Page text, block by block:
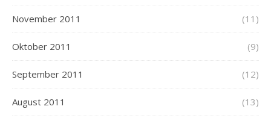
November 2011 (11)
Oktober 2011 (9)
September 2011 (12)
August 2011 (13)